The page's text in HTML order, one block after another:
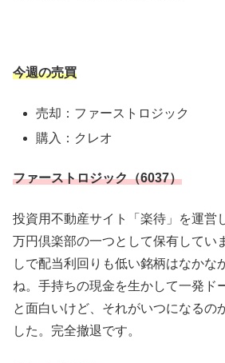
今週の売買
売却：ファーストロジック
購入：クレオ
ファーストロジック（6037）
投資用不動産サイト「楽待」を運営
万円倶楽部の一つとして保有してい
しで配当利回りも低い銘柄はなかな
ね。手持ちの現金を生かして一発ド
と面白いけど、それがいつになるの
した。完全撤退です。